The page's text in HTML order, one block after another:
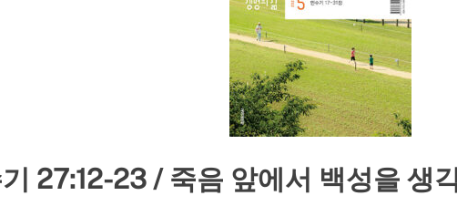
27:12-23 / 죽음 앞에서 백성을 생